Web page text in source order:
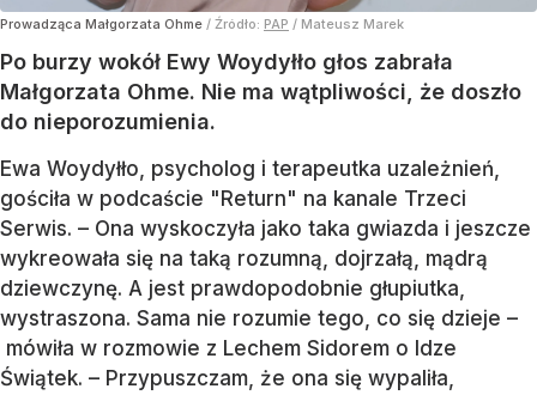
Prowadząca Małgorzata Ohme / Źródło: PAP / Mateusz Marek
Po burzy wokół Ewy Woydyłło głos zabrała
Małgorzata Ohme. Nie ma wątpliwości, że doszło
do nieporozumienia.
Ewa Woydyłło, psycholog i terapeutka uzależnień,
gościła w podcaście "Return" na kanale Trzeci
Serwis. – Ona wyskoczyła jako taka gwiazda i jeszcze
wykreowała się na taką rozumną, dojrzałą, mądrą
dziewczynę. A jest prawdopodobnie głupiutka,
wystraszona. Sama nie rozumie tego, co się dzieje –
mówiła w rozmowie z Lechem Sidorem o Idze
Świątek. – Przypuszczam, że ona się wypaliła,